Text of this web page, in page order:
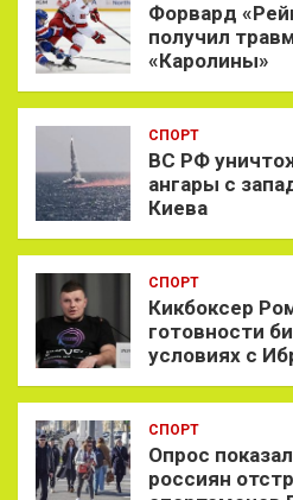
Форвард
получил
«Каролины»
СПОРТ
ВС РФ
ангары с
Киева
СПОРТ
Кикбоксер
готовности
условиях с
СПОРТ
Опрос
россиян